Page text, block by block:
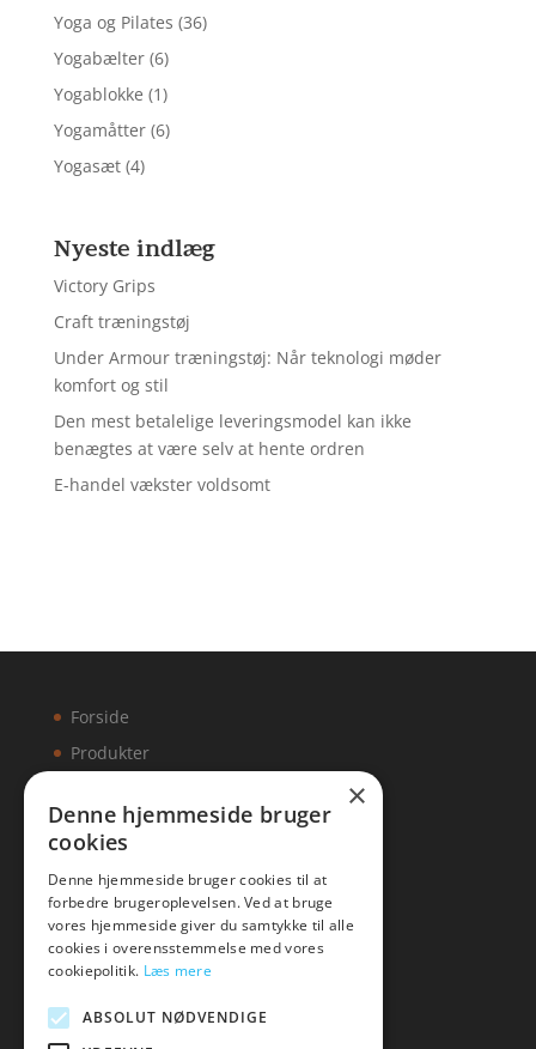
Yoga og Pilates (36)
Yogabælter (6)
Yogablokke (1)
Yogamåtter (6)
Yogasæt (4)
Nyeste indlæg
Victory Grips
Craft træningstøj
Under Armour træningstøj: Når teknologi møder
komfort og stil
Den mest betalelige leveringsmodel kan ikke
benægtes at være selv at hente ordren
E-handel vækster voldsomt
Forside
Produkter
Artikler
Malawigruppen
Mail:hej@malawigruppen.dk
×
Denne hjemmeside bruger
cookies
Denne hjemmeside bruger cookies til at
forbedre brugeroplevelsen. Ved at bruge
vores hjemmeside giver du samtykke til alle
cookies i overensstemmelse med vores
cookiepolitik. Læs mere
ABSOLUT NØDVENDIGE